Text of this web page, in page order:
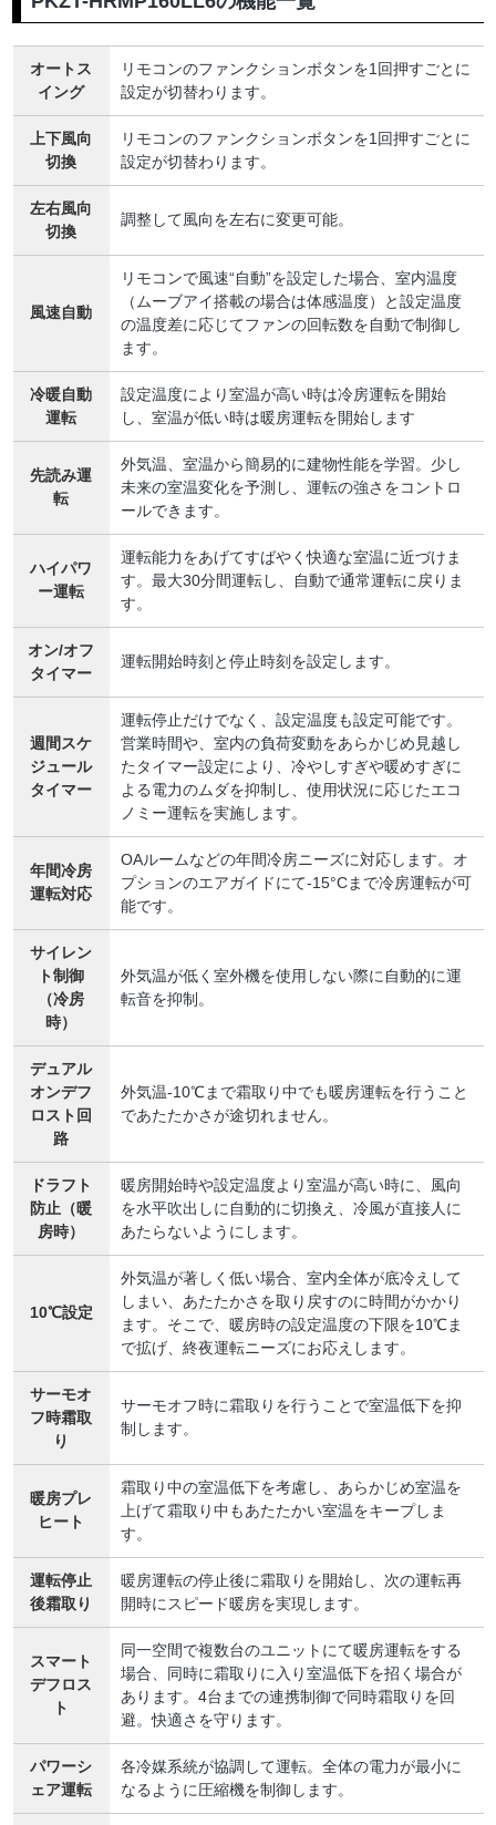
オートス
イング
リモコンのファンクションボタンを1回押すごとに
設定が切替わります。
上下風向
切換
リモコンのファンクションボタンを1回押すごとに
設定が切替わります。
左右風向
切換
調整して風向を左右に変更可能。
風速自動
リモコンで風速“自動”を設定した場合、室内温度
（ムーブアイ搭載の場合は体感温度）と設定温度
の温度差に応じてファンの回転数を自動で制御し
ます。
冷暖自動
運転
設定温度により室温が高い時は冷房運転を開始
し、室温が低い時は暖房運転を開始します
先読み運
転
外気温、室温から簡易的に建物性能を学習。少し
未来の室温変化を予測し、運転の強さをコントロ
ールできます。
ハイパワ
ー運転
運転能力をあげてすばやく快適な室温に近づけま
す。最大30分間運転し、自動で通常運転に戻りま
す。
オン/オフ
タイマー
運転開始時刻と停止時刻を設定します。
週間スケ
ジュール
タイマー
運転停止だけでなく、設定温度も設定可能です。
営業時間や、室内の負荷変動をあらかじめ見越し
たタイマー設定により、冷やしすぎや暖めすぎに
よる電力のムダを抑制し、使用状況に応じたエコ
ノミー運転を実施します。
年間冷房
運転対応
OAルームなどの年間冷房ニーズに対応します。オ
プションのエアガイドにて-15°Cまで冷房運転が可
能です。
サイレン
ト制御
（冷房
時）
外気温が低く室外機を使用しない際に自動的に運
転音を抑制。
デュアル
オンデフ
ロスト回
路
外気温-10℃まで霜取り中でも暖房運転を行うこと
であたたかさが途切れません。
ドラフト
防止（暖
房時）
暖房開始時や設定温度より室温が高い時に、風向
を水平吹出しに自動的に切換え、冷風が直接人に
あたらないようにします。
10℃設定
外気温が著しく低い場合、室内全体が底冷えして
しまい、あたたかさを取り戻すのに時間がかかり
ます。そこで、暖房時の設定温度の下限を10℃ま
で拡げ、終夜運転ニーズにお応えします。
サーモオ
フ時霜取
り
サーモオフ時に霜取りを行うことで室温低下を抑
制します。
暖房プレ
ヒート
霜取り中の室温低下を考慮し、あらかじめ室温を
上げて霜取り中もあたたかい室温をキープしま
す。
運転停止
後霜取り
暖房運転の停止後に霜取りを開始し、次の運転再
開時にスピード暖房を実現します。
スマート
デフロス
ト
同一空間で複数台のユニットにて暖房運転をする
場合、同時に霜取りに入り室温低下を招く場合が
あります。4台までの連携制御で同時霜取りを回
避。快適さを守ります。
パワーシ
ェア運転
各冷媒系統が協調して運転。全体の電力が最小に
なるように圧縮機を制御します。